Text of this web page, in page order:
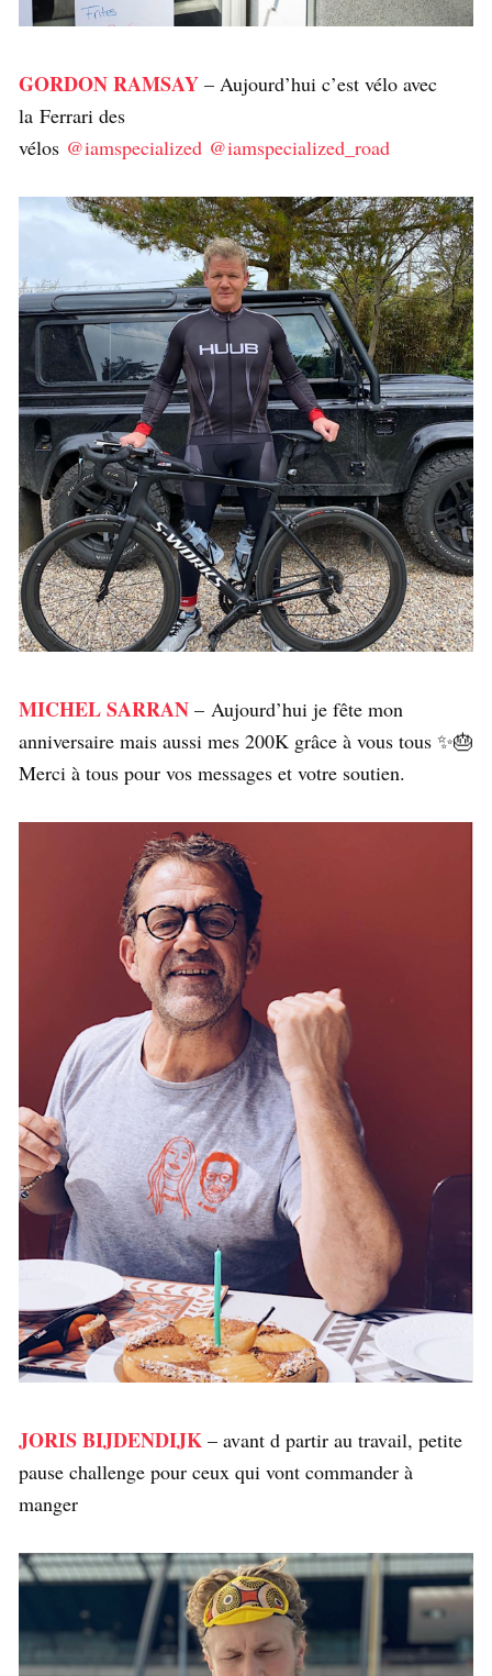
GORDON RAMSAY – Aujourd’hui c’est vélo avec
la Ferrari des
vélos @iamspecialized @iamspecialized_road
MICHEL SARRAN – Aujourd’hui je fête mon
anniversaire mais aussi mes 200K grâce à vous tous ✨🎂
Merci à tous pour vos messages et votre soutien.
JORIS BIJDENDIJK – avant d partir au travail, petite
pause challenge pour ceux qui vont commander à
manger